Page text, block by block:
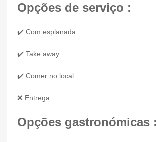
Opções de serviço :
✔️ Com esplanada
✔️ Take away
✔️ Comer no local
❌ Entrega
Opções gastronómicas :